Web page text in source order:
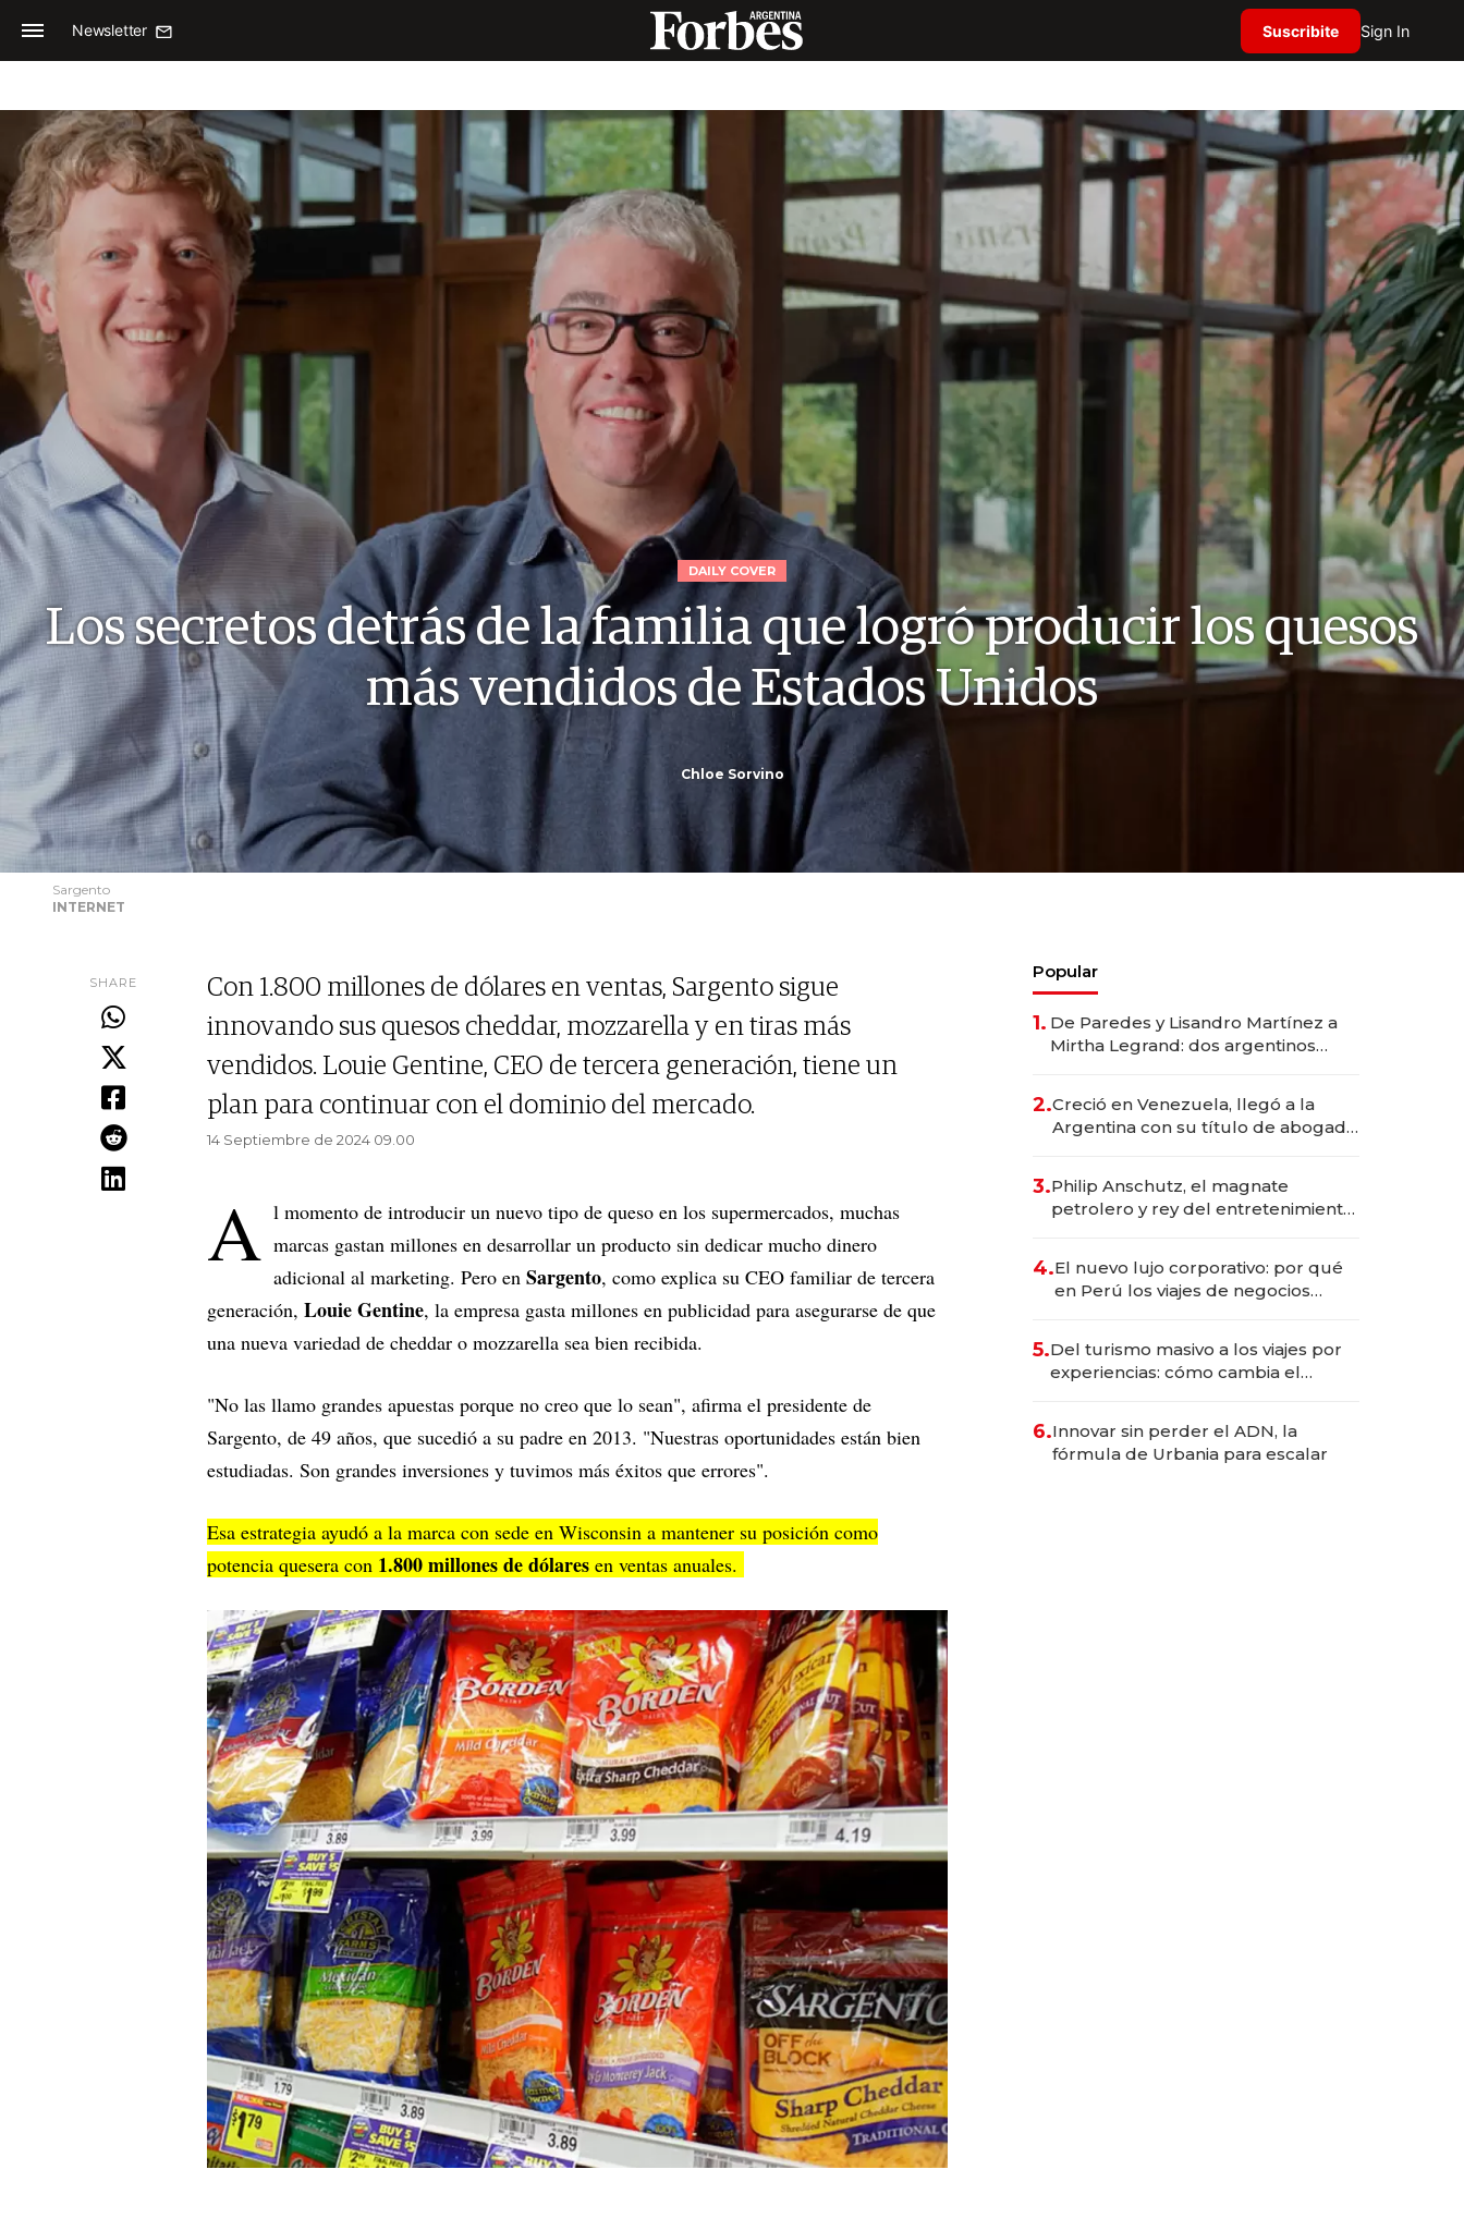
Newsletter Suscribite Sign In
DAILY COVER
Los secretos detrás de la familia que logró producir los quesos
más vendidos de Estados Unidos
Chloe Sorvino
Sargento
INTERNET
SHARE
Con 1.800 millones de dólares en ventas, Sargento sigue
innovando sus quesos cheddar, mozzarella y en tiras más
vendidos. Louie Gentine, CEO de tercera generación, tiene un
plan para continuar con el dominio del mercado.
14 Septiembre de 2024 09.00
A l momento de introducir un nuevo tipo de queso en los supermercados, muchas
marcas gastan millones en desarrollar un producto sin dedicar mucho dinero
adicional al marketing. Pero en Sargento, como explica su CEO familiar de tercera
generación, Louie Gentine, la empresa gasta millones en publicidad para asegurarse de que
una nueva variedad de cheddar o mozzarella sea bien recibida.
"No las llamo grandes apuestas porque no creo que lo sean", afirma el presidente de
Sargento, de 49 años, que sucedió a su padre en 2013. "Nuestras oportunidades están bien
estudiadas. Son grandes inversiones y tuvimos más éxitos que errores".
Esa estrategia ayudó a la marca con sede en Wisconsin a mantener su posición como
potencia quesera con 1.800 millones de dólares en ventas anuales.
Popular
1. De Paredes y Lisandro Martínez a
Mirtha Legrand: dos argentinos
2.Creció en Venezuela, llegó a la
Argentina con su título de abogado
marcas "fast premium"
3.Philip Anschutz, el magnate
petrolero y rey del entretenimiento
4.El nuevo lujo corporativo: por qué
en Perú los viajes de negocios
transformadoras
5.Del turismo masivo a los viajes por
experiencias: cómo cambia el
6.Innovar sin perder el ADN, la
fórmula de Urbania para escalar